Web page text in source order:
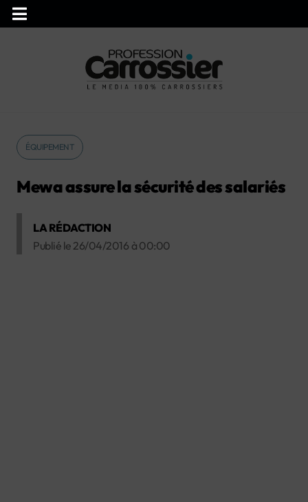
ÉQUIPEMENT
Mewa assure la sécurité des salariés
LA RÉDACTION
Publié le 26/04/2016 à 00:00